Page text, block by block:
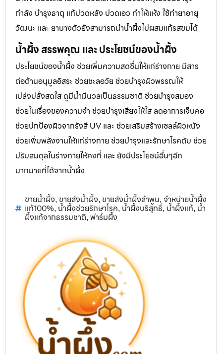
กำลัง บำรุงธาตุ แก้ปวดหลัง ปวดเอว ทำให้แห้ง ใช้ทำยาอายุ
วัฒนะ และ ยาบางตัวยังสามารถนำน้ำผึ้งไปผสมแก้รสขมได้
น้ำผึ้ง สรรพคุณ และ ประโยชน์ของน้ำผึ้ง
ประโยชน์ของน้ำผึ้ง ช่วยเพิ่มความสดชื่นให้แก่ร่างกาย มีสาร
ต่อต้านอนุมูลอิสระ ช่วยชะลอวัย ช่วยบำรุงผิวพรรณให้
เปล่งปลั่งสดใส ดูมีน้ำมีนวลเป็นธรรมชาติ ช่วยบำรุงสมอง
ช่วยในเรื่องของความจำ ช่วยบำรุงเสียงให้ใส ลดอาการเจ็บคอ
ช่วยปกป้องผิวจากรังสี UV และ ช่วยเสริมสร้างเซลล์ผิวหนัง
ช่วยเพิ่มพลังงานให้แก่ร่างกาย ช่วยบำรุงและรักษาโรคตับ ช่วย
ปรับสมดุลในร่างกายให้คงที่ และ ยังมีประโยชน์อื่นๆอีก
มากมายที่ได้จากน้ำผึ้ง
ขายน้ำผึ้ง, ขายส่งน้ำผึ้ง, ขายส่งน้ำผึ้งลำพูน, จำหน่ายน้ำผึ้ง
แท้100%, น้ำผึ้งช่วยรักษาโรค, น้ำผึ้งบริสุทธิ์, น้ำผึ้งแท้, น้ำ
ผึ้งแท้จากธรรมชาติ, ฟาร์มผึ้ง